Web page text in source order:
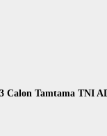
Tamtama TNI